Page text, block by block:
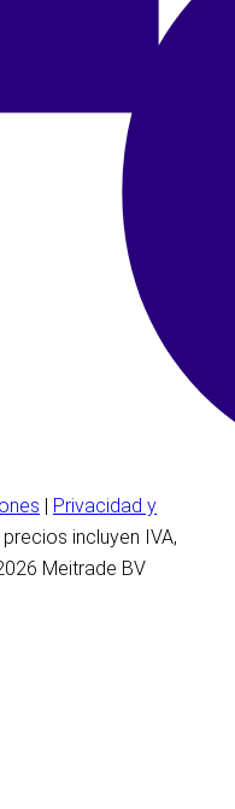
Privacidad y
precios incluyen IVA,
Meitrade BV